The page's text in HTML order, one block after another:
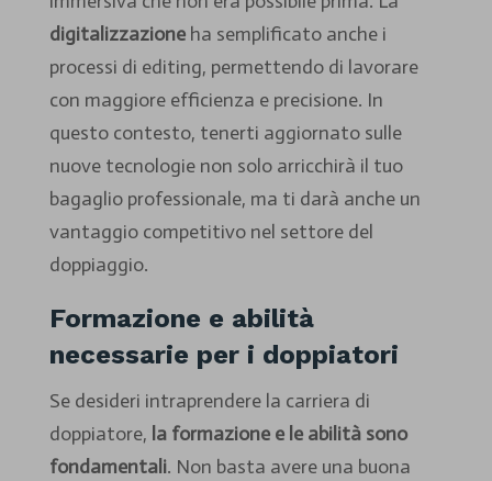
digitalizzazioneha semplificato anche i
processi di editing, permettendo di lavorare
con maggiore efficienza e precisione. In
questo contesto, tenerti aggiornato sulle
nuove tecnologie non solo arricchirà il tuo
bagaglio professionale, ma ti darà anche un
vantaggio competitivo nel settore del
doppiaggio.
Formazione e abilità
necessarie per i doppiatori
Se desideri intraprendere la carriera di
doppiatore, la formazione e le abilità sono
fondamentali. Non basta avere una buona